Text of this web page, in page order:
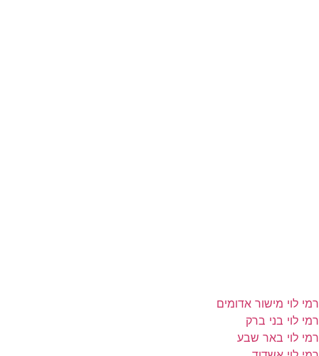
רמי לוי מישור אדומים
רמי לוי בני ברק
רמי לוי באר שבע